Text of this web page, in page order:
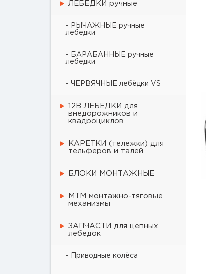
ЛЕБЁДКИ ручные
- РЫЧАЖНЫЕ ручные
лебедки
- БАРАБАННЫЕ ручные
лебедки
- ЧЕРВЯЧНЫЕ лебёдки VS
12В ЛЕБЕДКИ для
внедорожников и
квадроциклов
КАРЕТКИ (тележки) для
тельферов и талей
БЛОКИ МОНТАЖНЫЕ
МТМ монтажно-тяговые
механизмы
ЗАПЧАСТИ для цепных
лебедок
- Приводные колёса